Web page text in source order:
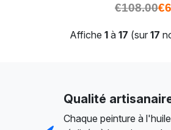
€108.00€
Affiche 1 à 17 (sur 17
Qualité
Chaque peinture à